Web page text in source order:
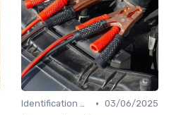
Identification de la Pièce Nécessaire • 03/06/2025